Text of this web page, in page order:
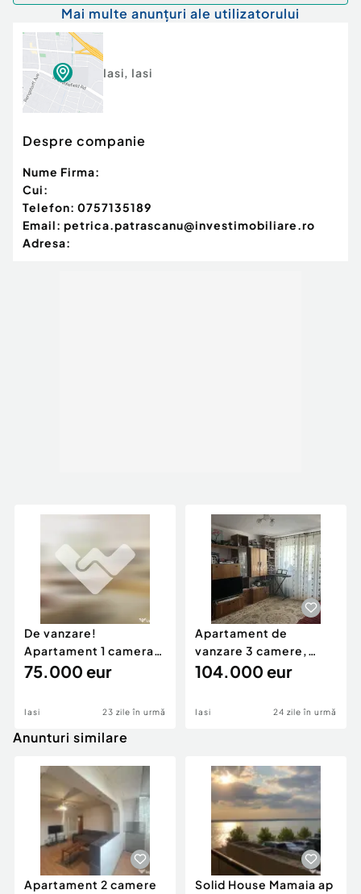
Comision cumpărător:3%
Mai multe anunțuri ale utilizatorului
Iasi, Iasi
Despre companie
Nume Firma:
Cui:
Telefon: 0757135189
Email: petrica.patrascanu@investimobiliare.ro
Adresa:
De vanzare!
Apartament 1 camera,
Etaj 1, zona Canta, Iasi
75.000 eur
Iasi 23 zile în urmă
Apartament de
vanzare 3 camere,
zona Pacurari, Iasi
104.000 eur
Iasi 24 zile în urmă
Anunturi similare
Apartament 2 camere
Solid House Mamaia ap